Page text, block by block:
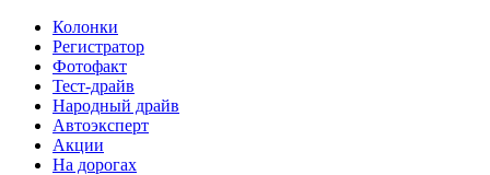
Колонки
Регистратор
Фотофакт
Тест-драйв
Народный драйв
Автоэксперт
Акции
На дорогах